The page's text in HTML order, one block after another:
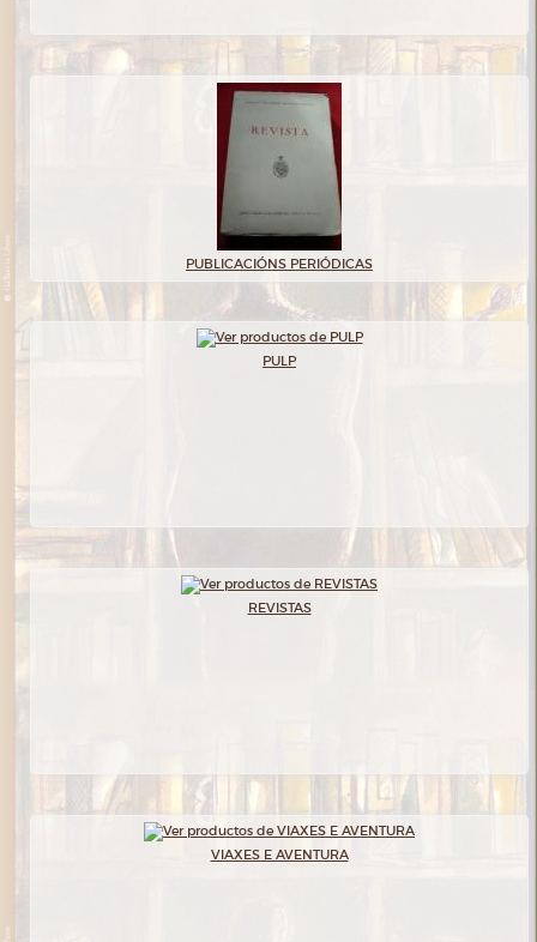
PUBLICACIÓNS PERIÓDICAS
PULP
REVISTAS
VIAXES E AVENTURA